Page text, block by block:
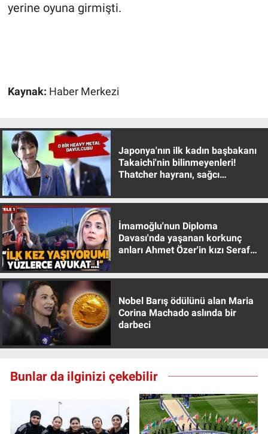
yerine oyuna girmişti.
Kaynak: Haber Merkezi
Japonya'nın ilk kadın başbakanı
Takaichi'nin bilinmeyenleri!
Thatcher hayranı, sağcı
İmamoğlu'nun Diploma
Davası'nda yaşanan korkunç
anları Ahmet Özer'in kızı Seraf
Nobel Barış ödülünü alan Maria
Corina Machado aslında bir
darbeci
Bunlar da ilginizi çekebilir